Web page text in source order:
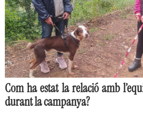
Com ha estat la relació amb
durant la campanya?